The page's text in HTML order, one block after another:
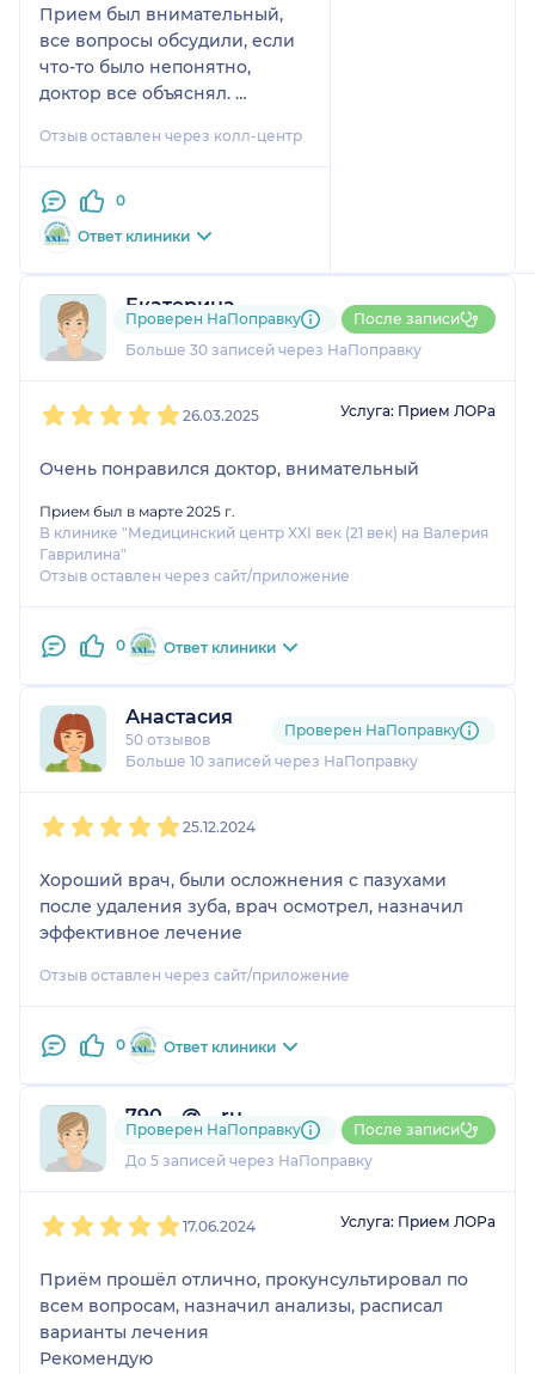
Прием был внимательный,
все вопросы обсудили, если
что-то было непонятно,
доктор все объяснял.
хорошо, администраторы
быстро, без очереди.
Единственное, дороговато.
Отзыв оставлен через колл-центр
0
Ответ клиники
Екатерина
15 отзывови4 оценки
Больше 30 записей через НаПоправку
Проверен НаПоправку После записи
26.03.2025 Услуга: Прием ЛОРа
Очень понравился доктор, внимательный
Прием был в марте 2025 г.
В клинике "Медицинский центр XXI век (21 век) на Валерия
Гаврилина"
Отзыв оставлен через сайт/приложение
0 Ответ клиники
Анастасия
50 отзывов
Больше 10 записей через НаПоправку
Проверен НаПоправку
25.12.2024
Хороший врач, были осложнения с пазухами
после удаления зуба, врач осмотрел, назначил
эффективное лечение
Отзыв оставлен через сайт/приложение
0 Ответ клиники
790....@....ru
2 отзыва
До 5 записей через НаПоправку
Проверен НаПоправку После записи
17.06.2024 Услуга: Прием ЛОРа
Приём прошёл отлично, прокунсультировал по
всем вопросам, назначил анализы, расписал
варианты лечения
Рекомендую